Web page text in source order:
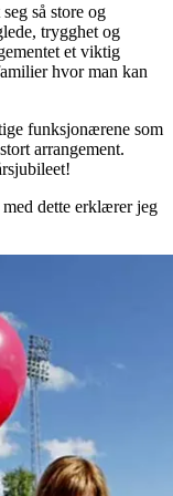
så store og
trygghet og
et viktig
hvor man kan
funksjonærene som
arrangement.
dette erklærer jeg